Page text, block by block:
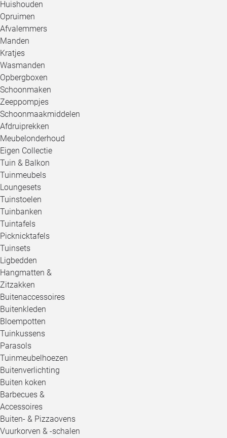
Huishouden
Opruimen
Afvalemmers
Manden
Kratjes
Wasmanden
Opbergboxen
Schoonmaken
Zeeppompjes
Schoonmaakmiddelen
Afdruiprekken
Meubelonderhoud
Eigen Collectie
Tuin & Balkon
Tuinmeubels
Loungesets
Tuinstoelen
Tuinbanken
Tuintafels
Picknicktafels
Tuinsets
Ligbedden
Hangmatten &
Zitzakken
Buitenaccessoires
Buitenkleden
Bloempotten
Tuinkussens
Parasols
Tuinmeubelhoezen
Buitenverlichting
Buiten koken
Barbecues &
Accessoires
Buiten- & Pizzaovens
Vuurkorven & -schalen